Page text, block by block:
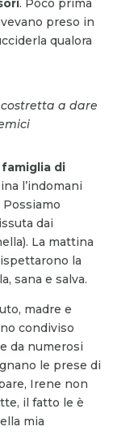
. Poco prima
preso in
qualora
a dare
di
l’indomani
dai
La mattina
la
sana e salva.
madre e
condiviso
da numerosi
le prese di
Irene non
il fatto le è
mia